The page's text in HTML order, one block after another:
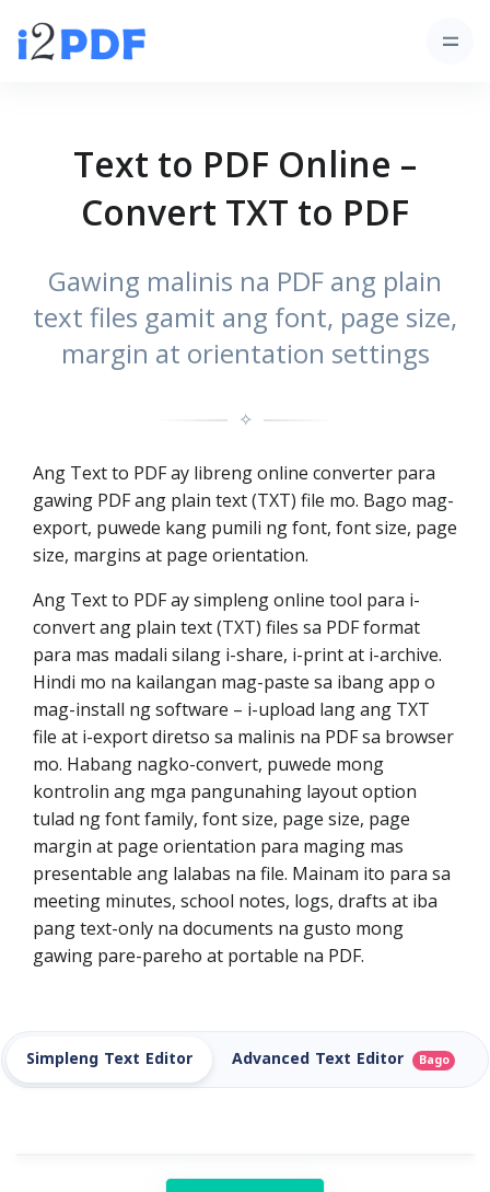
Text to PDF Online –
Convert TXT to PDF
Gawing malinis na PDF ang plain
text files gamit ang font, page size,
margin at orientation settings
✧
Ang Text to PDF ay libreng online converter para
gawing PDF ang plain text (TXT) file mo. Bago mag-
export, puwede kang pumili ng font, font size, page
size, margins at page orientation.
Ang Text to PDF ay simpleng online tool para i-
convert ang plain text (TXT) files sa PDF format
para mas madali silang i-share, i-print at i-archive.
Hindi mo na kailangan mag-paste sa ibang app o
mag-install ng software – i-upload lang ang TXT
file at i-export diretso sa malinis na PDF sa browser
mo. Habang nagko-convert, puwede mong
kontrolin ang mga pangunahing layout option
tulad ng font family, font size, page size, page
margin at page orientation para maging mas
presentable ang lalabas na file. Mainam ito para sa
meeting minutes, school notes, logs, drafts at iba
pang text-only na documents na gusto mong
gawing pare-pareho at portable na PDF.
Simpleng Text Editor Advanced Text Editor Bago